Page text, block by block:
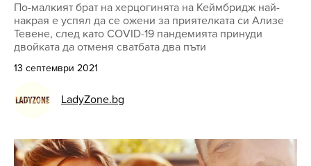
По-малкият брат на херцогинята на Кеймбридж най-
накрая е успял да се ожени за приятелката си Ализе
Тевене, след като COVID-19 пандемията принуди
двойката да отменя сватбата два пъти
13 септември 2021
LadyZone.bg